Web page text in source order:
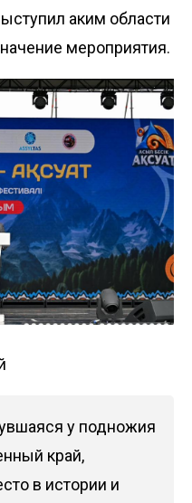
аким области
мероприятия.
у подножия
край,
в истории и